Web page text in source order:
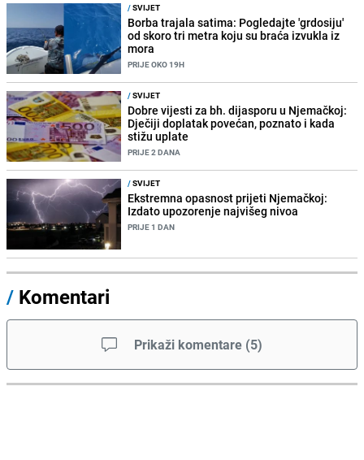
/SVIJET
Borba trajala satima: Pogledajte 'grdosiju'
od skoro tri metra koju su braća izvukla iz
mora
PRIJE OKO 19H
/SVIJET
Dobre vijesti za bh. dijasporu u Njemačkoj:
Dječiji doplatak povećan, poznato i kada
stižu uplate
PRIJE 2 DANA
/SVIJET
Ekstremna opasnost prijeti Njemačkoj:
Izdato upozorenje najvišeg nivoa
PRIJE 1 DAN
/ Komentari
Prikaži komentare (5)